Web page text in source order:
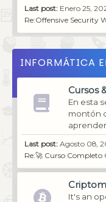
Last post: Enero 25,
Re:Offensive Security
INFORMÁTICA
Cursos
En esta
montón
Last post: Agosto 08,
Re:🚀 Curso Completo
It's an